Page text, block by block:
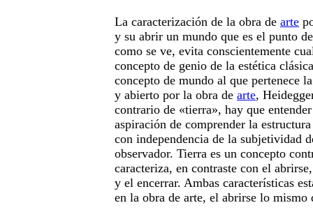
La caracterización de la obra de arte
y su abrir un mundo que es el punto
como se ve, evita conscientemente
concepto de genio de la estética
concepto de mundo al que pertenece
y abierto por la obra de arte,
contrario de «tierra», hay que
aspiración de comprender la
con independencia de la subjetividad
observador. Tierra es un concepto
caracteriza, en contraste con el
y el encerrar. Ambas características
en la obra de arte, el abrirse lo mismo